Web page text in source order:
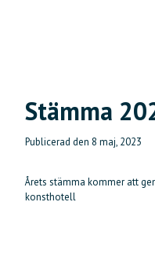
Stämma
Publicerad den 8 maj, 2023
Årets stämma kommer att
konsthotell